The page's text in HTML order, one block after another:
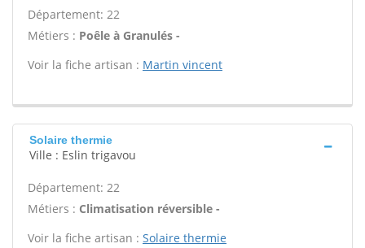
Département: 22
Métiers : Poêle à Granulés -
Voir la fiche artisan : Martin vincent
Solaire thermie
Ville : Eslin trigavou
Département: 22
Métiers : Climatisation réversible -
Voir la fiche artisan : Solaire thermie